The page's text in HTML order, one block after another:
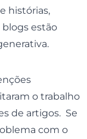
histórias,
estão
o trabalho
de artigos. Se
com o